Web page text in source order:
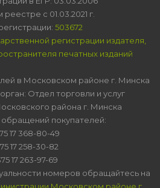
с 01.03.2021 г.
503672
регистрации издателя,
печатных изданий
в Московском районе г. Минска
Отдел торговли и услуг
района г. Минска
обращений покупателей:
17 368-80-49
17 258-30-82
17 263-97-69
номеров обращайтесь на